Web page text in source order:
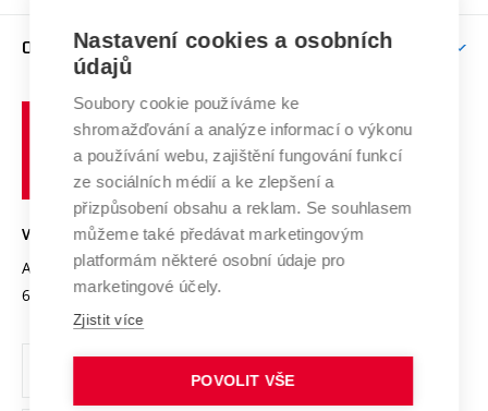
E-přihláška
Závěrečné práce
Doktorské studium
Studium bez bariér
Podpora podnikání
Mezinárodní vědecká rada
Systém zajišťování kvality výzkumu
Výzkumné infrastruktury
Transfer znalostí
Open Science
Projekty
Projekty ze strukturálních fondů
Specifický výzkum
Firemní spolupráce
Zahraniční spolupráce
Spolupráce se školami
Mezinárodní dohody
Univerzitní sítě
O UNIVERZITĚ
Profil univerzity
Udržitelná univerzita
Podnikavá univerzita / ContriBUTe
Bezpečná univerzita
Vyznamenání
Organizační struktura
Ochrana osobních údajů
učení
technické
Brně
VYSOKÉ UČENÍ TECHNICKÉ V BRNĚ
Antonínská 548/1
602 00 Brno
www.vut.cz
vut@vutbr.cz
Nastavení cookies a osobních
údajů
Soubory cookie používáme ke
shromažďování a analýze informací o výkonu
a používání webu, zajištění fungování funkcí
ze sociálních médií a ke zlepšení a
přizpůsobení obsahu a reklam. Se souhlasem
můžeme také předávat marketingovým
platformám některé osobní údaje pro
marketingové účely.
Zjistit více
POVOLIT VŠE